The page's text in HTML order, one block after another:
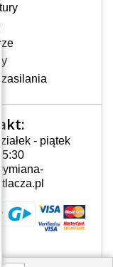
SIĘ
liter
liter oraz
znaków. W
nie
pozycji. Albo
np.
zasilania
- piątek